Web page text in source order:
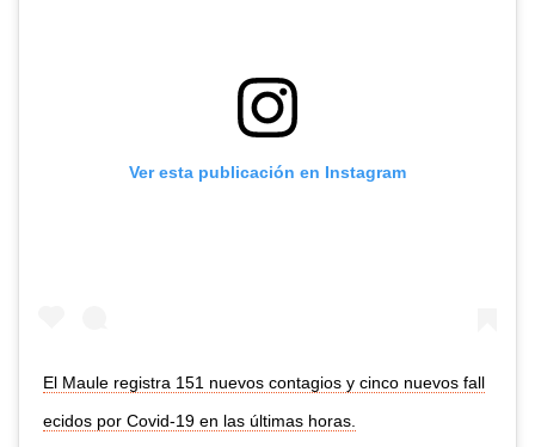
Ver esta publicación en Instagram
El Maule registra 151 nuevos contagios y cinco nuevos fall
ecidos por Covid-19 en las últimas horas.